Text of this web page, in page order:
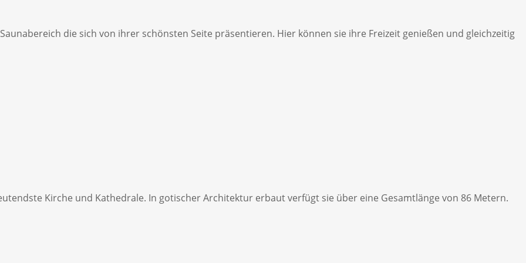
die sich von ihrer schönsten Seite präsentieren. Hier können sie ihre Freizeit genießen und gleichzeitig
Kirche und Kathedrale. In gotischer Architektur erbaut verfügt sie über eine Gesamtlänge von 86 Metern.